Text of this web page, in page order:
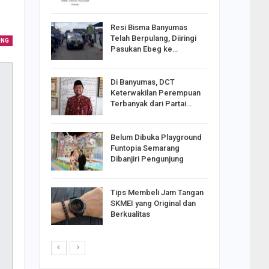
PDIP
Resi Bisma Banyumas
Telah Berpulang, Diiringi
Pasukan Ebeg ke…
Di Banyumas, DCT
Keterwakilan Perempuan
Terbanyak dari Partai…
Belum Dibuka Playground
Funtopia Semarang
Dibanjiri Pengunjung
Tips Membeli Jam Tangan
SKMEI yang Original dan
Berkualitas